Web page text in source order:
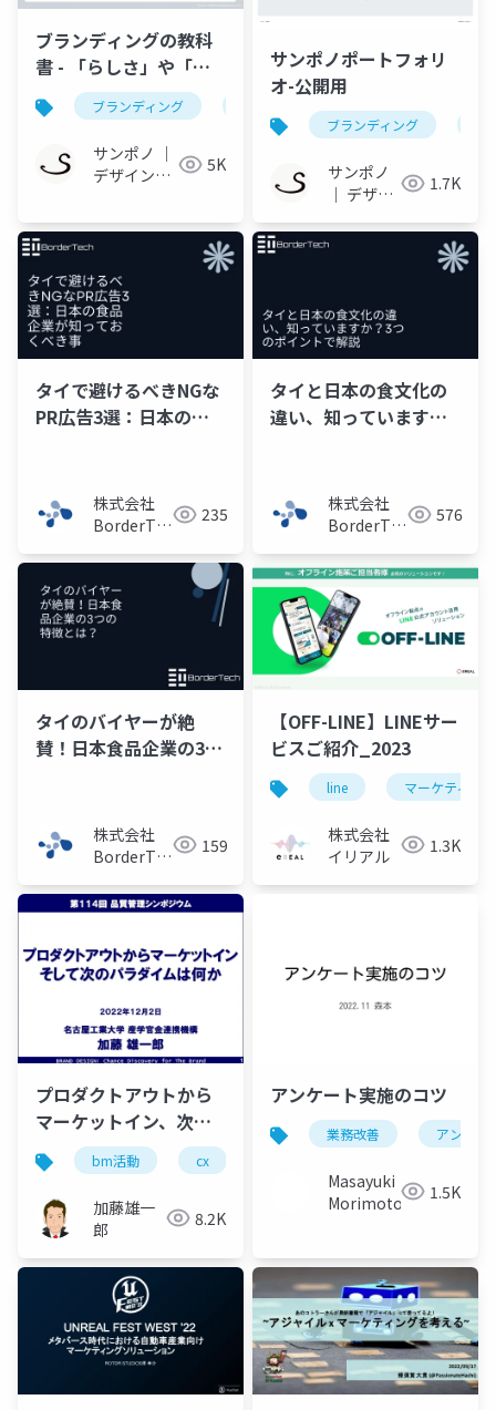
ブランディングの教科
書 - 「らしさ」や「差
別化」の先へ。-公開用
ブランディング
サンポノ ｜
デザインと
所
5K
サンポノポートフォリ
オ-公開用
ブランディング
サンポノ
｜ デザイ
の事務所
1.7K
タイで避けるべきNGな
PR広告3選：日本の食
株式会社
BorderTech（ボ
ク）
235
タイと日本の食文化の
違い、知っています
株式会社
BorderTech（ボ
ク）
576
タイのバイヤーが絶
賛！日本食品企業の3つ
株式会社
BorderTech（ボ
ク）
159
【OFF-LINE】LINEサー
ビスご紹介_2023
line マーケティング
株式会社
イリアル
1.3K
プロダクトアウトから
マーケットイン、次の
パラダイムは何か
bm活動 cx
加藤雄一
郎
8.2K
アンケート実施のコツ
業務改善 アンケー
Masayuki
Morimoto
1.5K